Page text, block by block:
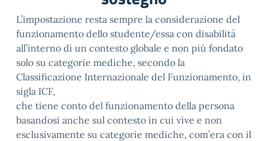
L’impostazione resta sempre la considerazione del
funzionamento dello studente/essa con disabilità
all’interno di un contesto globale e non più fondato
solo su categorie mediche, secondo la
Classificazione Internazionale del Funzionamento, in
sigla ICF,
che tiene conto del funzionamento della persona
basandosi anche sul contesto in cui vive e non
esclusivamente su categorie mediche, com’era con il